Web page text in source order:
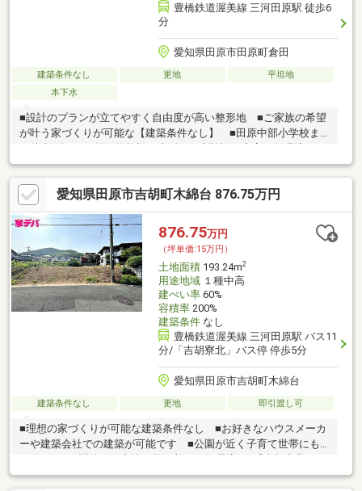
豊橋鉄道渥美線 三河田原駅 徒歩6
分
愛知県田原市田原町倉田
建築条件なし 更地
平坦地
本下水
■設計のプランが立てやすく自由度が高い整形地 ■ご家族の希望
が叶う家づくりが可能な【建築条件なし】 ■田原中部小学校ま
駅まで徒歩6分の立地
愛知県田原市吉胡町木綿台 876.75万円
876.75万円
（坪単価:15万円）
土地面積193.24m2
用途地域１種中高
建ぺい率60%
容積率200%
建築条件なし
豊橋鉄道渥美線 三河田原駅 バス11
分/「吉胡寮北」バス停 停歩5分
愛知県田原市吉胡町木綿台
建築条件なし 更地 即引渡し可
■理想の家づくりが可能な建築条件なし ■お好きなハウスメーカ
ーや建築会社での建築が可能です ■公園が近く子育て世帯にも
ス停まで徒歩5分で便利